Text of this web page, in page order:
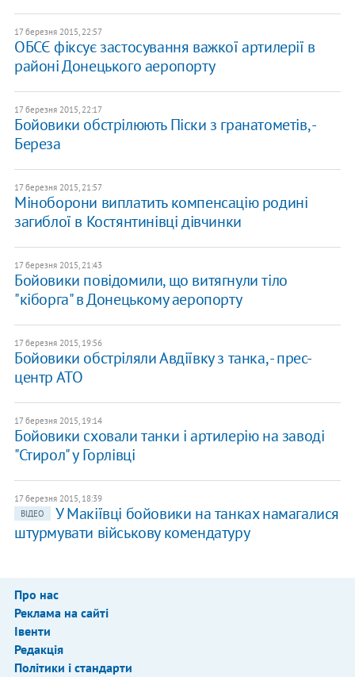
17 березня 2015, 22:57
ОБСЄ фіксує застосування важкої артилерії в
районі Донецького аеропорту
17 березня 2015, 22:17
Бойовики обстрілюють Піски з гранатометів, -
Береза
17 березня 2015, 21:57
Міноборони виплатить компенсацію родині
загиблої в Костянтинівці дівчинки
17 березня 2015, 21:43
Бойовики повідомили, що витягнули тіло
"кіборга" в Донецькому аеропорту
17 березня 2015, 19:56
Бойовики обстріляли Авдіївку з танка, - прес-
центр АТО
17 березня 2015, 19:14
Бойовики сховали танки і артилерію на заводі
"Стирол" у Горлівці
17 березня 2015, 18:39
ВІДЕО
У Макіївці бойовики на танках намагалися
штурмувати військову комендатуру
Про нас
Реклама на сайті
Івенти
Редакція
Політики і стандарти